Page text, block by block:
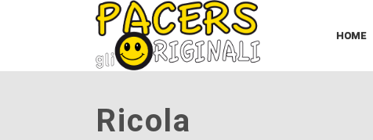
HOME
Ricola